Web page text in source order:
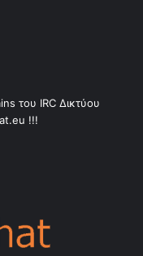
του IRC Δικτύου
!!!